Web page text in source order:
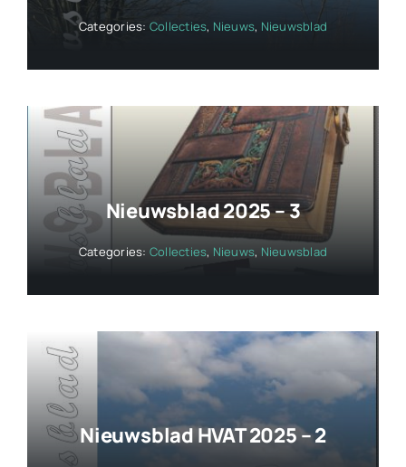
Categories: Collecties, Nieuws, Nieuwsblad
Nieuwsblad 2025 – 3
Categories: Collecties, Nieuws, Nieuwsblad
Nieuwsblad HVAT 2025 – 2